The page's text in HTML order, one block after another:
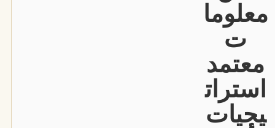
معلوما
ت
معتمد
استرات
يجيات